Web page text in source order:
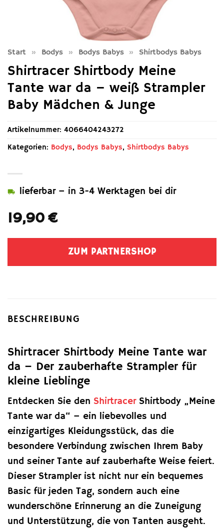
Start » Bodys » Bodys Babys » Shirtbodys Babys
Shirtracer Shirtbody Meine
Tante war da – weiß Strampler
Baby Mädchen & Junge
19,90€
lieferbar – in 3-4 Werktagen bei dir
ZUM PARTNERSHOP
Artikelnummer: 4066404243272
Kategorien: Bodys, Bodys Babys, Shirtbodys Babys
BESCHREIBUNG
Shirtracer Shirtbody Meine Tante war
da – Der zauberhafte Strampler für
kleine Lieblinge
Entdecken Sie den ShirtracerShirtbody „Meine
Tante war da“ – ein liebevolles und
einzigartiges Kleidungsstück, das die
besondere Verbindung zwischen Ihrem Baby
und seiner Tante auf zauberhafte Weise feiert.
Dieser Strampler ist nicht nur ein bequemes
Basic für jeden Tag, sondern auch eine
wunderschöne Erinnerung an die Zuneigung
und Unterstützung, die von Tanten ausgeht.